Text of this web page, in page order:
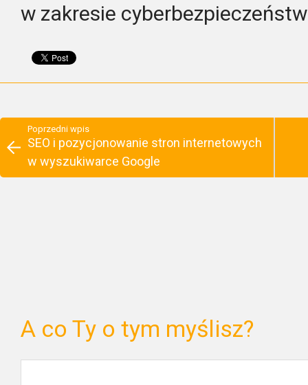
w zakresie
Poprzedni wpis
SEO i pozycjonowanie stron internetowych
w wyszukiwarce Google
A co Ty o tym myślisz?